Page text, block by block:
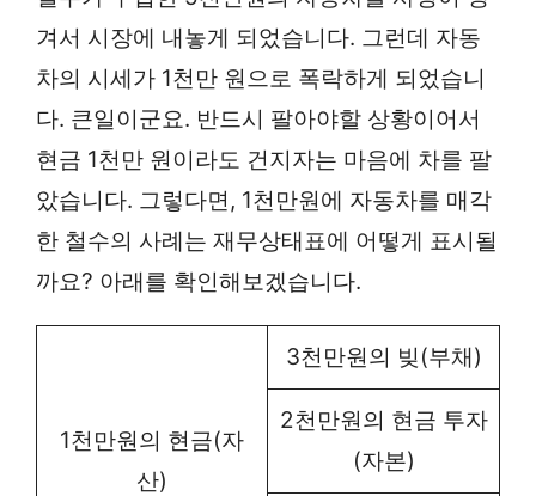
겨서 시장에 내놓게 되었습니다. 그런데 자동
차의 시세가 1천만 원으로 폭락하게 되었습니
다. 큰일이군요. 반드시 팔아야할 상황이어서
현금 1천만 원이라도 건지자는 마음에 차를 팔
았습니다. 그렇다면, 1천만원에 자동차를 매각
한 철수의 사례는 재무상태표에 어떻게 표시될
까요? 아래를 확인해보겠습니다.
1천만원의 현금(자
산)
3천만원의 빚(부채)
2천만원의 현금 투자
(자본)